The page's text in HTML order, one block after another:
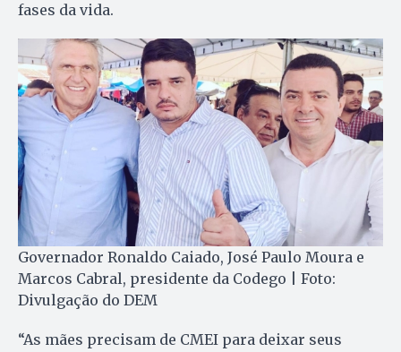
fases da vida.
Governador Ronaldo Caiado, José Paulo Moura e
Marcos Cabral, presidente da Codego | Foto:
Divulgação do DEM
“As mães precisam de CMEI para deixar seus